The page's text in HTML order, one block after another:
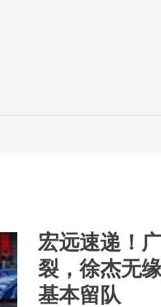
宏远速递！
裂，徐杰无
基本留队